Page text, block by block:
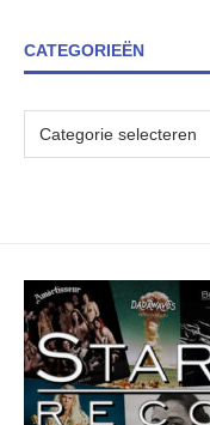
CATEGORIEËN